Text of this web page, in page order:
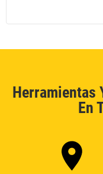
Herramientas
En